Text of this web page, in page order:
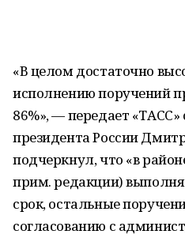
«В целом достаточно
исполнению поручений
86%», — передает «ТАСС»
президента России
подчеркнул, что «в
прим. редакции)
срок, остальные
согласованию с